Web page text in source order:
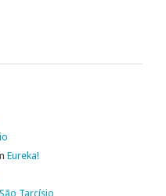
Eureka!
Tarcísio